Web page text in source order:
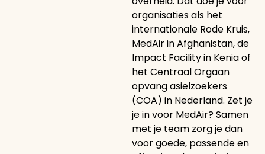
organisaties als het
internationale Rode Kruis,
MedAir in Afghanistan, de
Impact Facility in Kenia of
het Centraal Orgaan
opvang asielzoekers
(COA) in Nederland. Zet je
je in voor MedAir? Samen
met je team zorg je dan
voor goede, passende en